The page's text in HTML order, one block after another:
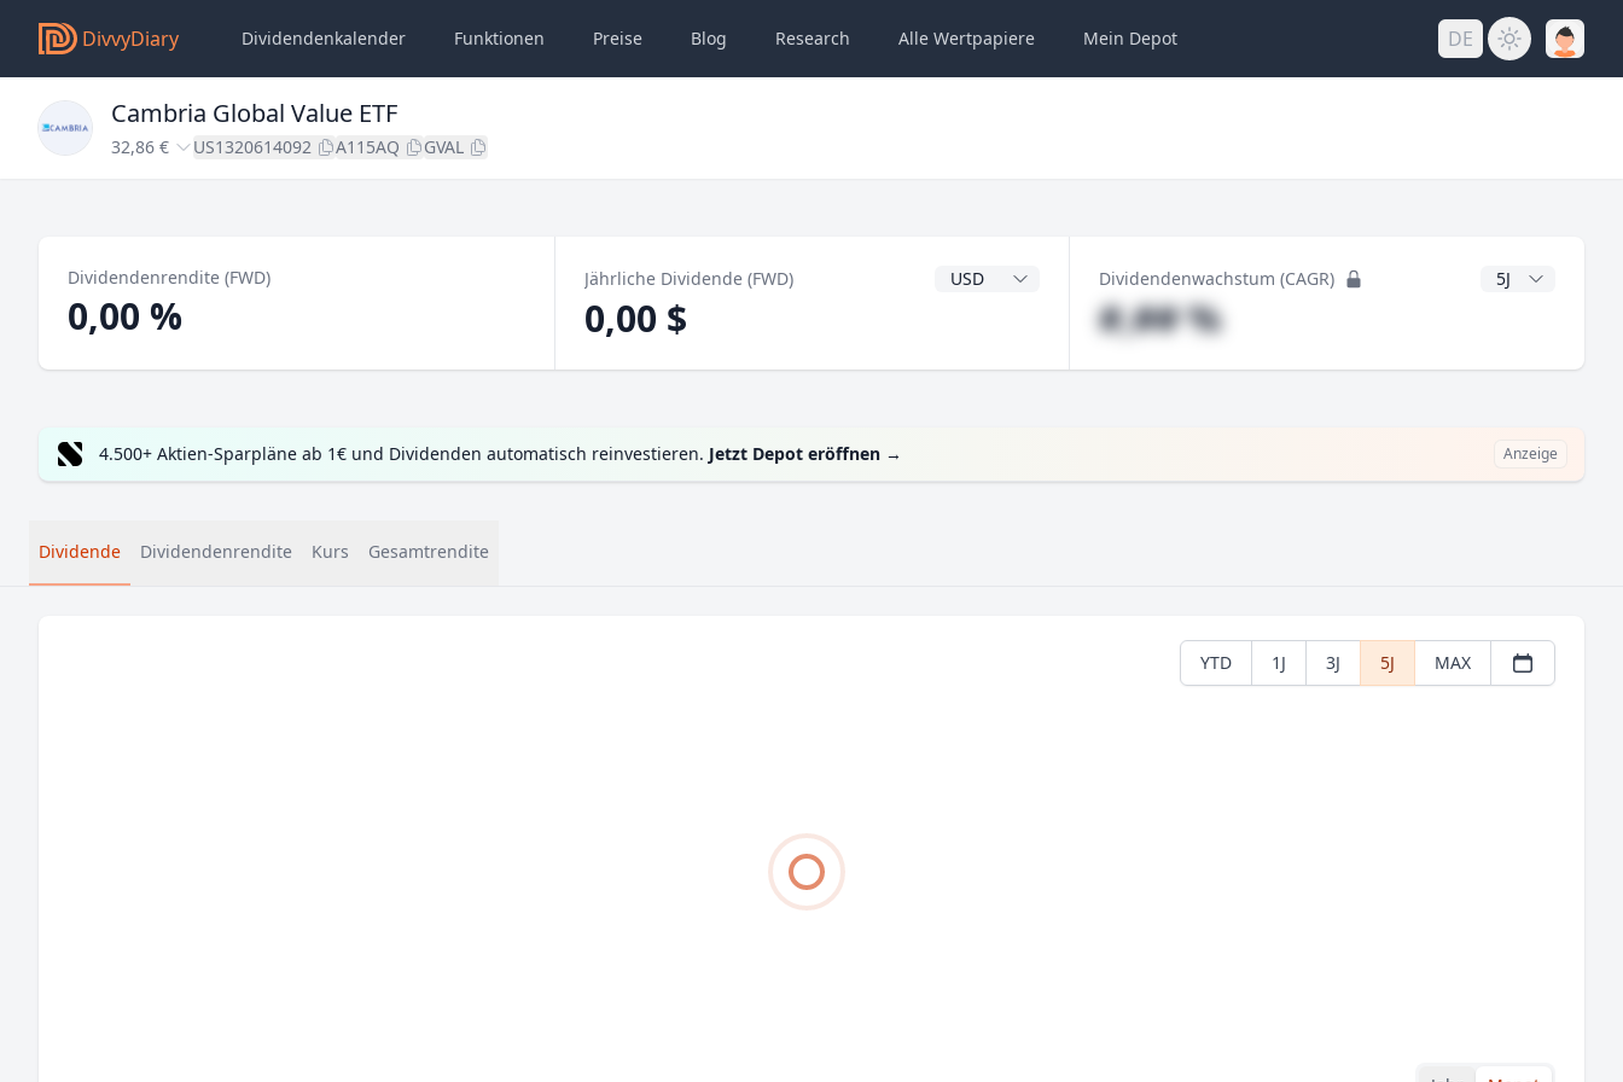
DivvyDiary Dividendenkalender Funktionen Preise Blog Research Alle Wertpapiere Mein Depot DE
Cambria Global Value ETF
32,86 € US1320614092 A115AQ GVAL
Dividendenrendite (FWD)
0,00 %
Jährliche Dividende (FWD) Dividendenwährung
0,00 $
Dividendenwachstum (CAGR) CAGR Jahre
#,## %
4.500+ Aktien-Sparpläne ab 1€ und Dividenden automatisch reinvestieren. Jetzt Depot eröffnen → Anzeige
Dividende Dividendenrendite Kurs Gesamtrendite
YTD 1J 3J 5J MAX